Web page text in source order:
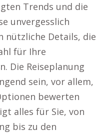
Trends und die
unvergesslich
nützliche Details, die
für Ihre
Die Reiseplanung
sein, vor allem,
bewerten
alles für Sie, von
bis zu den